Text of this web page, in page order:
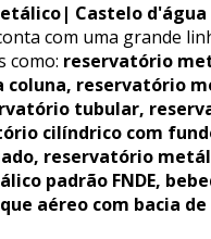
Castelo
com uma grande
como: reservatório
coluna, reservatório
tubular,
cilíndrico com
reservatório
padrão FNDE,
aéreo com bacia